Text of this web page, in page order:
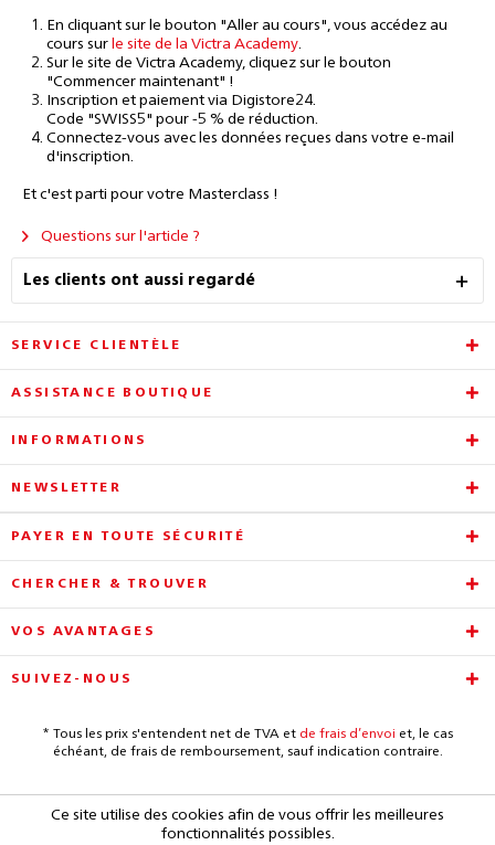
En cliquant sur le bouton "Aller au cours", vous accédez au
cours sur le site de la Victra Academy.
Sur le site de Victra Academy, cliquez sur le bouton
"Commencer maintenant" !
Inscription et paiement via Digistore24.
Code "SWISS5" pour -5 % de réduction.
Connectez-vous avec les données reçues dans votre e-mail
d'inscription.
Et c'est parti pour votre Masterclass !
Questions sur l'article ?
Les clients ont aussi regardé
SERVICE CLIENTÈLE
ASSISTANCE BOUTIQUE
INFORMATIONS
NEWSLETTER
PAYER EN TOUTE SÉCURITÉ
CHERCHER & TROUVER
VOS AVANTAGES
SUIVEZ-NOUS
* Tous les prix s'entendent net de TVA et de frais d’envoi et, le cas
échéant, de frais de remboursement, sauf indication contraire.
Ce site utilise des cookies afin de vous offrir les meilleures
fonctionnalités possibles.